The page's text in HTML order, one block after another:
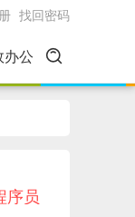
找回密码
办公
序员